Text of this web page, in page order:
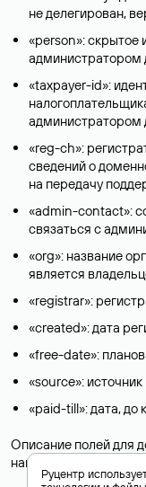
не делегирован,
«person»: скрытое
администратором
«taxpayer-id»:
администратором
«reg-ch»:
сведений о
на передачу
«admin-contact»:
связаться с
«org»: название
является
«registrar»:
«created»: дата
«free-date»:
«source»:
«paid-till»: дата, до
Описание полей для
национальных
Руцентр